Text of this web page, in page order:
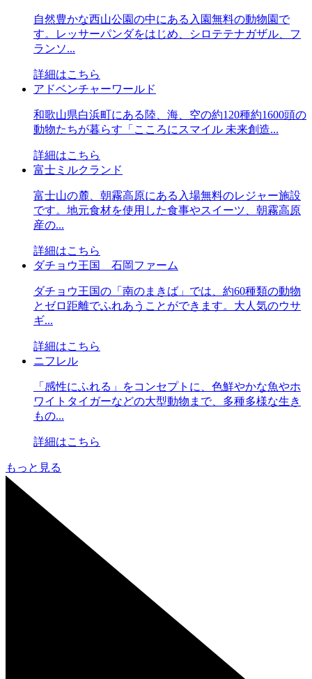
自然豊かな西山公園の中にある入園無料の動物園で
す。レッサーパンダをはじめ、シロテテナガザル、フ
ランソ...
詳細はこちら
アドベンチャーワールド
和歌山県白浜町にある陸、海、空の約120種約1600頭の
動物たちが暮らす「こころにスマイル 未来創造...
詳細はこちら
富士ミルクランド
富士山の麓、朝霧高原にある入場無料のレジャー施設
です。地元食材を使用した食事やスイーツ、朝霧高原
産の...
詳細はこちら
ダチョウ王国 石岡ファーム
ダチョウ王国の「南のまきば」では、約60種類の動物
とゼロ距離でふれあうことができます。大人気のウサ
ギ...
詳細はこちら
ニフレル
「感性にふれる」をコンセプトに、色鮮やかな魚やホ
ワイトタイガーなどの大型動物まで、多種多様な生き
もの...
詳細はこちら
もっと見る